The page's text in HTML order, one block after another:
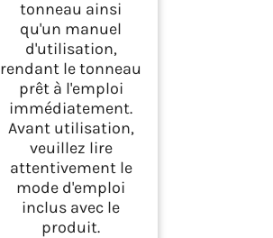
tonneau ainsi
qu'un manuel
d'utilisation,
rendant le tonneau
prêt à l'emploi
immédiatement.
Avant utilisation,
veuillez lire
attentivement le
mode d'emploi
inclus avec le
produit.